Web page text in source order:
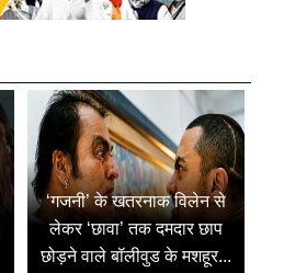
‘गजनी’ के खतरनाक विलेन से
लेकर ‘छावा’ तक दमदार छाप
छोड़ने वाले बॉलीवुड के मशहूर...